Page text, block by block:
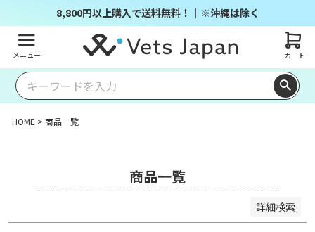
8,800円以上購入で送料無料！｜※沖縄は除く
メニュー カート
HOME 商品一覧
商品一覧
詳細検索
商品番号/JANコード
並び順
新着
順
登録
順
が安
が高
度順
ュー
キー
ワー
ドヒ